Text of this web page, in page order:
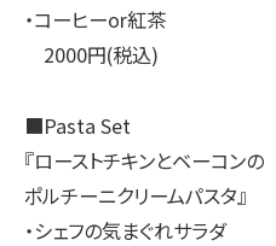
・コーヒーor紅茶
2000円(税込)
■Pasta Set
『ローストチキンとベーコンの
ポルチーニクリームパスタ』
・シェフの気まぐれサラダ